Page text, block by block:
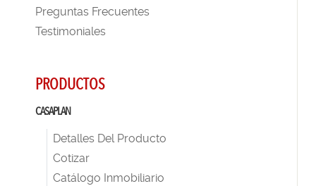
Preguntas Frecuentes
Testimoniales
PRODUCTOS
CASAPLAN
Detalles Del Producto
Cotizar
Catálogo Inmobiliario